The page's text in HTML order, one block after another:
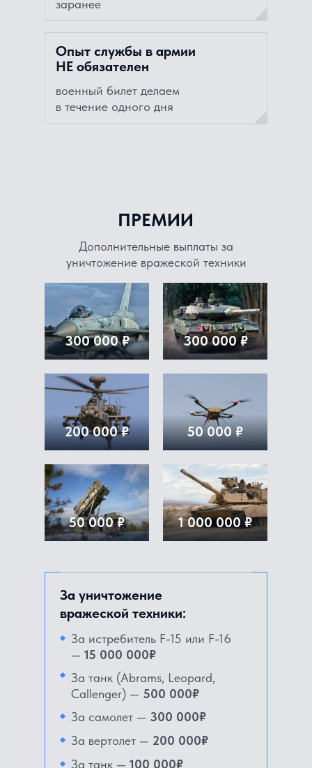
Опыт службы в армии
НЕ обязателен
заранее
военный билет делаем
в течение одного дня
ПРЕМИИ
Дополнительные выплаты за
уничтожение вражеской техники
300 000 ₽
50 000 ₽
300 000 ₽
50 000 ₽
200 000 ₽
1 000 000 ₽
За уничтожение
вражеской техники:
За истребитель F-15 или F-16
— 15 000 000₽
За танк (Abrams, Leopard,
Callenger) — 500 000₽
За самолет — 300 000₽
За вертолет — 200 000₽
За танк — 100 000₽